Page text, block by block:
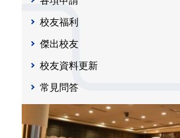
校友福利
傑出校友
校友資料更新
常見問答